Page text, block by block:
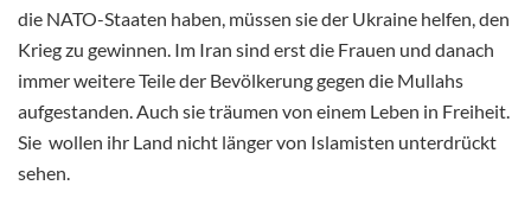
die NATO-Staaten haben, müssen sie der Ukraine helfen, den
Krieg zu gewinnen. Im Iran sind erst die Frauen und danach
immer weitere Teile der Bevölkerung gegen die Mullahs
aufgestanden. Auch sie träumen von einem Leben in Freiheit.
Sie wollen ihr Land nicht länger von Islamisten unterdrückt
sehen.